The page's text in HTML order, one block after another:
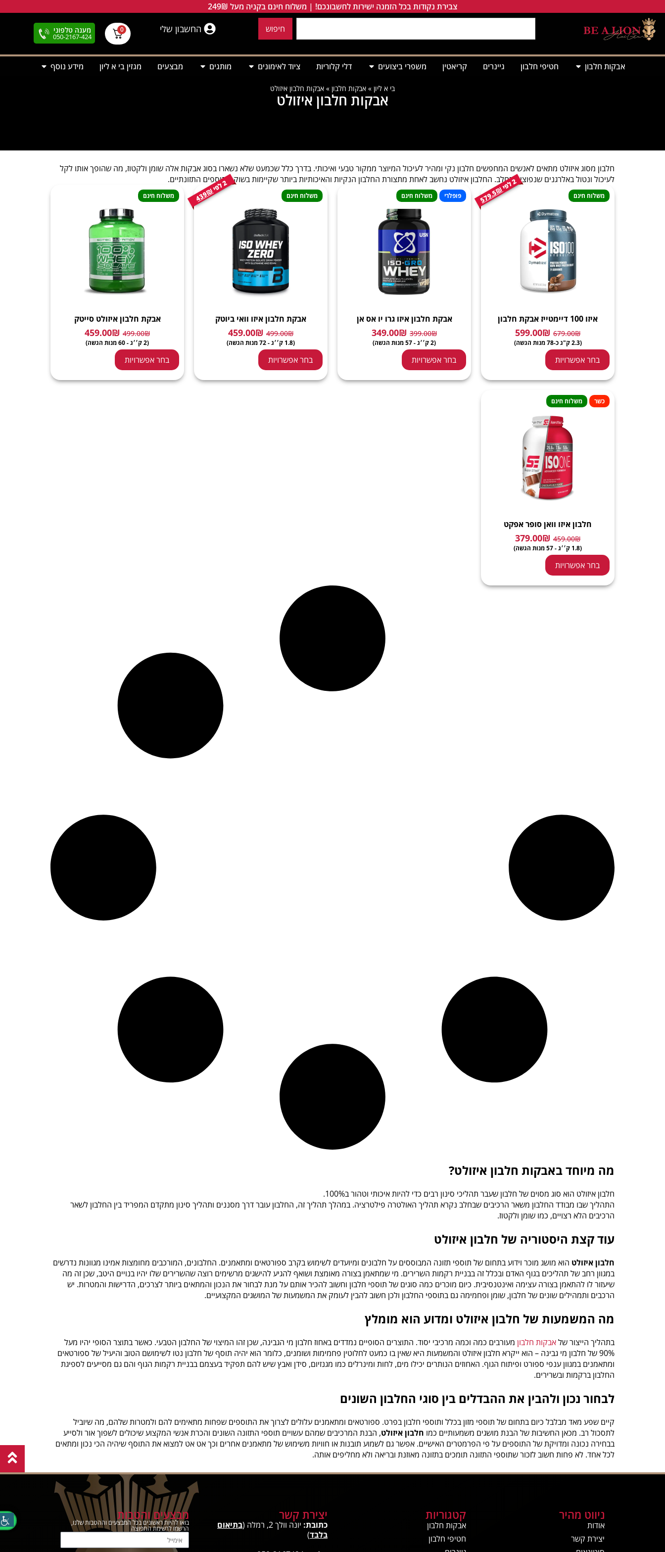
צבירת נקודות בכל הזמנה ישירות לחשבונכם! | משלוח חינם בקניה מעל 249₪
חיפוש החשבון שלי 0 מענה טלפוני
050-2167-424
אבקות חלבון חטיפי חלבון גיינרים קריאטין משפרי ביצועים דלי קלוריות ציוד לאימונים מותגים מבצעים מגזין בי א ליון מידע נוסף
בי א ליון » אבקות חלבון » אבקות חלבון איזולט
אבקות חלבון איזולט
חלבון מסוג איזולט מתאים לאנשים המחפשים חלבון נקי ומהיר לעיכול המיוצר ממקור טבעי ואיכותי. בדרך כלל שכמעט שלא נשארו בסוג אבקות אלה שומן ולקטוז, מה שהופך אותו לקל
לעיכול ונטול באלרגנים שנפוצים בחלב. החלבון איזולט נחשב לאחת מתצורת החלבון הנקיות והאיכותיות ביותר שקיימות בשוק התוספים התזונתיים.
2
ל
פ
י
579.5₪ משלוח חינם
איזו 100 דיימטייז אבקת חלבון
679.00₪
599.00₪
(2.3 ק"ג כ-78 מנות הגשה)
בחר אפשרויות
פופלרי משלוח חינם
אבקת חלבון איזו גרו יו אס אן
399.00₪
349.00₪
(2 ק׳׳ג - 57 מנות הגשה)
בחר אפשרויות
2
ל
פ
י
439₪ משלוח חינם
אבקת חלבון איזו וואי ביוטק
499.00₪
459.00₪
(1.8 ק׳׳ג - 72 מנות הגשה)
בחר אפשרויות
משלוח חינם
אבקת חלבון איזולט סייטק
499.00₪
459.00₪
(2 ק׳׳ג - 60 מנות הגשה)
בחר אפשרויות
כשר משלוח חינם
חלבון איזו וואן סופר אפקט
459.00₪
379.00₪
(1.8 ק׳׳ג - 57 מנות הגשה)
בחר אפשרויות
מה מיוחד באבקות חלבון איזולט?
חלבון איזולט הוא סוג מסוים של חלבון שעבר תהליכי סינון רבים כדי להיות איכותי וטהור ב100%.
התהליך שבו מבודד החלבון משאר הרכיבים שבחלב נקרא תהליך האולטרה פילטרציה. במהלך תהליך זה, החלבון עובר דרך מסננים ותהליך סינון מתקדם המפריד בין החלבון לשאר
הרכיבים הלא רצויים, כמו שומן ולקטוז.
עוד קצת היסטוריה של חלבון איזולט
חלבון איזולט הוא מושג מוכר וידוע בתחום של תוספי תזונה המבוססים על חלבונים ומיועדים לשימוש בקרב ספורטאים ומתאמנים. החלבונים, המורכבים מחומצות אמינו מגוונות נדרשים
במגוון רחב של תהליכים בגוף האדם ובכלל זה בבניית רקמות השרירים. מי שמתאמן בצורה מאומצת ושואף להגיע להישגים מרשימים רוצה שהשרירים שלו יהיו בנויים היטב, שכן זה מה
שיעזור לו להתאמן בצורה עצימה ואינטנסיבית. כיום מוכרים כמה סוגים של תוספי חלבון וחשוב להכיר אותם על מנת לבחור את הנכון והמתאים ביותר לצרכים, הדרישות והמטרות. יש
הרכבים ותמהילים שונים של חלבון, שומן ופחמימה גם בתוספי החלבון ולכן חשוב להבין לעומק את המשמעות של המושגים המקצועיים.
מה המשמעות של חלבון איזולט ומדוע הוא מומלץ
בתהליך הייצור שלאבקות חלבון מעורבים כמה וכמה מרכיבי יסוד. התוצרים הסופיים נמדדים באחוז חלבון מי הגבינה, שכן זהו המיצוי של החלבון הטבעי. כאשר בתוצר הסופי יהיו מעל
90% של חלבון מי גבינה – הוא ייקרא חלבון איזולט והמשמעות היא שאין בו כמעט לחלוטין פחמימות ושומנים, כלומר הוא יהיה תוסף של חלבון נטו לשימושם הטוב והיעיל של ספורטאים
ומתאמנים במגוון ענפי ספורט ופיתוח הגוף. האחוזים הנותרים יכילו מים, לחות ומינרלים כמו מגנזיום, סידן ואבץ שיש להם תפקיד בעצמם בבניית רקמות הגוף והם גם מסייעים לספיגת
החלבון ברקמות ובשרירים.
לבחור נכון ולהבין את ההבדלים בין סוגי החלבון השונים
קיים שפע מאד מבלבל כיום בתחום של תוספי מזון בכלל ותוספי חלבון בפרט. ספורטאים ומתאמנים עלולים לצרוך את התוספים שפחות מתאימים להם ולמטרות שלהם, מה שיוביל
לתסכול רב. מכאן החשיבות של הבנת מושגים משמעותיים כמו חלבון איזולט, הבנת המרכיבים שמהם עשויים תוספי התזונה השונים והכרת אנשי המקצוע שיכולים לשפוך אור ולסייע
בבחירה נכונה ומדויקת של התוספים על פי הפרמטרים האישיים. אפשר גם לשמוע תובנות או חוויות משימוש של מתאמנים אחרים וכך אט אט למצוא את התוסף שיהיה הכי נכון ומתאים
לכל אחד. לא פחות חשוב לזכור שתוספי התזונה תומכים בתזונה מאוזנת ובריאה ולא מחליפים אותה.
ניווט מהיר
אודות
יצירת קשר
קטגוריות
אבקות חלבון
חטיפי חלבון
יצירת קשר
כתובת: יונה וולך 2, רמלה (
בתיאום
בלבד)
מבצעים והטבות
בואו להיות ראשונים בכל המבצעים וההטבות שלנו,
הרשמו לרשימת התפוצה